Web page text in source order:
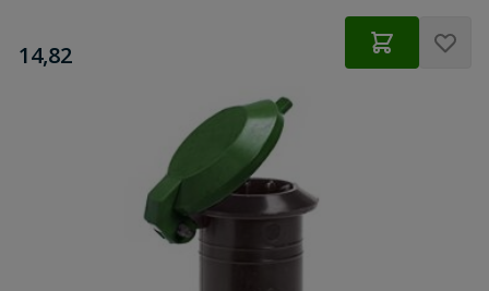
€
14,82